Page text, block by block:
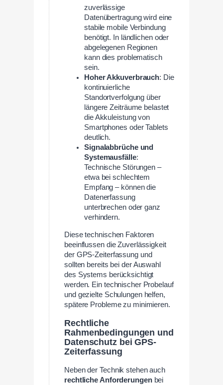
zuverlässige
Datenübertragung wird eine
stabile mobile Verbindung
benötigt. In ländlichen oder
abgelegenen Regionen
kann dies problematisch
sein.
Hoher Akkuverbrauch: Die
kontinuierliche
Standortverfolgung über
längere Zeiträume belastet
die Akkuleistung von
Smartphones oder Tablets
deutlich.
Signalabbrüche und
Systemausfälle:
Technische Störungen –
etwa bei schlechtem
Empfang – können die
Datenerfassung
unterbrechen oder ganz
verhindern.
Diese technischen Faktoren
beeinflussen die Zuverlässigkeit
der GPS-Zeiterfassung und
sollten bereits bei der Auswahl
des Systems berücksichtigt
werden. Ein technischer Probelauf
und gezielte Schulungen helfen,
spätere Probleme zu minimieren.
Rechtliche
Rahmenbedingungen und
Datenschutz bei GPS-
Zeiterfassung
Neben der Technik stehen auch
rechtliche Anforderungenbei